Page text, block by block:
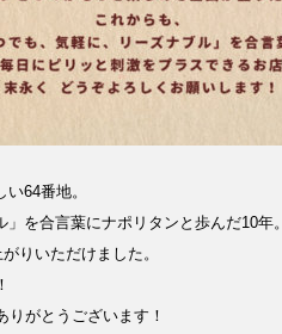
64番地。
を合言葉にナポリタンと歩んだ10年。
りいただけました。
がとうございます！